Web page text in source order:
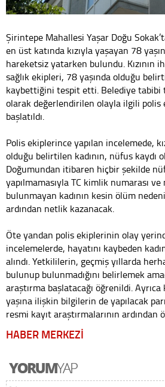
Şirintepe Mahallesi Yaşar Doğu
en üst katında kızıyla yaşayan 78
hareketsiz yatarken bulundu. Kızının
sağlık ekipleri, 78 yaşında olduğu
kaybettiğini tespit etti. Belediye tabibi
olarak değerlendirilen olayla ilgili polis
başlatıldı.
Polis ekiplerince yapılan incelemede,
olduğu belirtilen kadının, nüfus kaydı
Doğumundan itibaren hiçbir şekilde
yapılmamasıyla TC kimlik numarası ve
bulunmayan kadının kesin ölüm
ardından netlik kazanacak.
Öte yandan polis ekiplerinin olay
incelemelerde, hayatını kaybeden
alındı. Yetkililerin, geçmiş yıllarda
bulunup bulunmadığını belirlemek
araştırma başlatacağı öğrenildi. Ayrıca
yaşına ilişkin bilgilerin de yapılacak
resmi kayıt araştırmalarının ardından
HABER MERKEZİ